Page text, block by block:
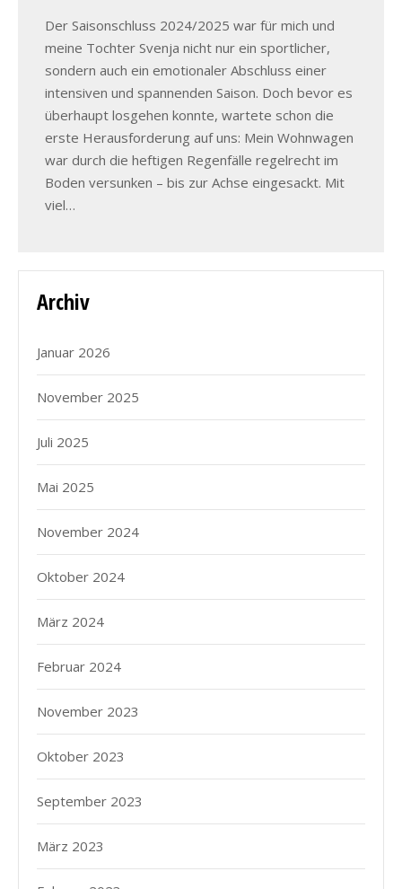
Der Saisonschluss 2024/2025 war für mich und
meine Tochter Svenja nicht nur ein sportlicher,
sondern auch ein emotionaler Abschluss einer
intensiven und spannenden Saison. Doch bevor es
überhaupt losgehen konnte, wartete schon die
erste Herausforderung auf uns: Mein Wohnwagen
war durch die heftigen Regenfälle regelrecht im
Boden versunken – bis zur Achse eingesackt. Mit
viel…
Archiv
Januar 2026
November 2025
Juli 2025
Mai 2025
November 2024
Oktober 2024
März 2024
Februar 2024
November 2023
Oktober 2023
September 2023
März 2023